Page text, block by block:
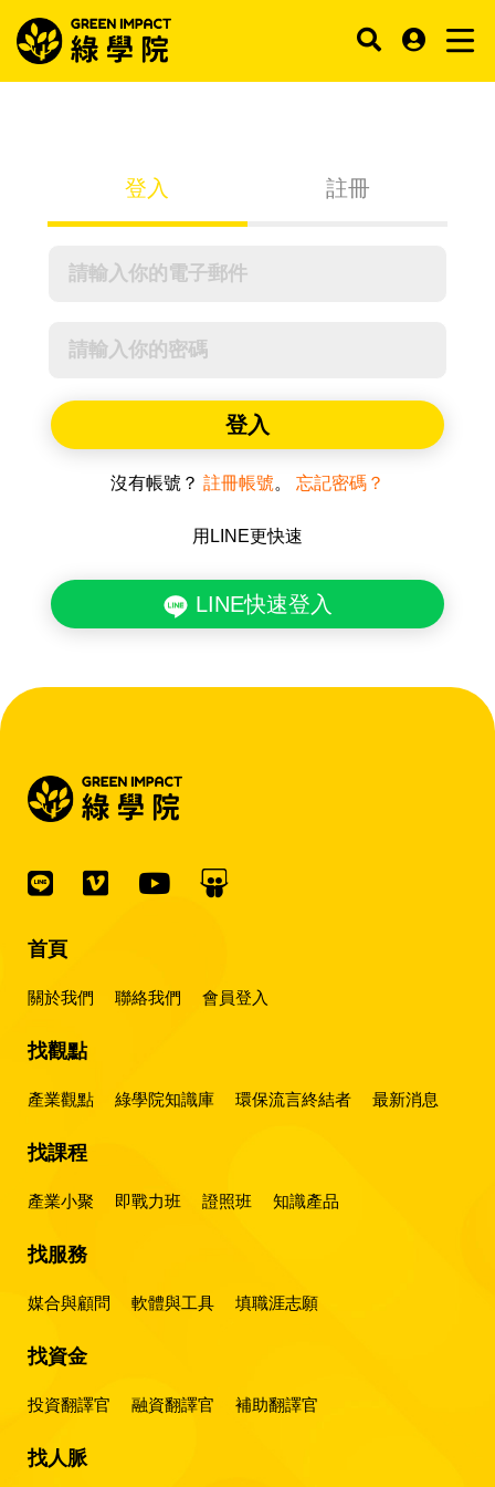
登入 註冊
登入
沒有帳號？ 註冊帳號。 忘記密碼？
用LINE更快速
LINE快速登入
首頁
關於我們 聯絡我們 會員登入
找觀點
產業觀點 綠學院知識庫 環保流言終結者 最新消息
找課程
產業小聚 即戰力班 證照班 知識產品
找服務
媒合與顧問 軟體與工具 填職涯志願
找資金
投資翻譯官 融資翻譯官 補助翻譯官
找人脈